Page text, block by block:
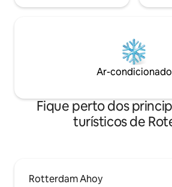
Ar-condicionado
Fique perto dos
turísticos de
Rotterdam Ahoy